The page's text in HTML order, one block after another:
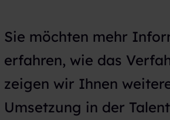
Sie möchten mehr
erfahren, wie das
zeigen wir Ihnen
Umsetzung in der